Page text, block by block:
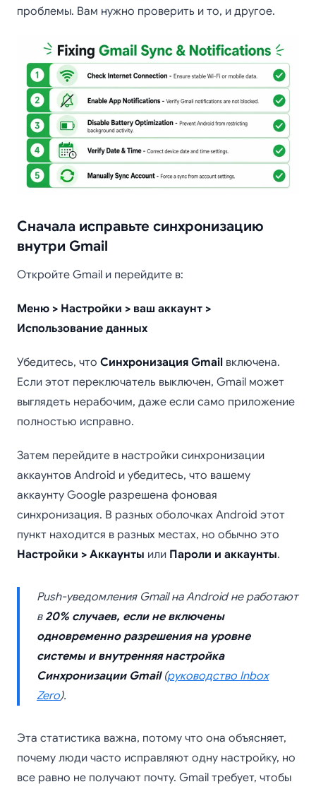
проблемы. Вам нужно проверить и то, и другое.
Сначала исправьте синхронизацию
внутри Gmail
Откройте Gmail и перейдите в:
Меню > Настройки > ваш аккаунт >
Использование данных
Убедитесь, что Синхронизация Gmail включена.
Если этот переключатель выключен, Gmail может
выглядеть нерабочим, даже если само приложение
полностью исправно.
Затем перейдите в настройки синхронизации
аккаунтов Android и убедитесь, что вашему
аккаунту Google разрешена фоновая
синхронизация. В разных оболочках Android этот
пункт находится в разных местах, но обычно это
Настройки > Аккаунты или Пароли и аккаунты.
Push-уведомления Gmail на Android не работают
в 20% случаев, если не включены
одновременно разрешения на уровне
системы и внутренняя настройка
Синхронизации Gmail(руководство Inbox
Zero).
Эта статистика важна, потому что она объясняет,
почему люди часто исправляют одну настройку, но
все равно не получают почту. Gmail требует, чтобы